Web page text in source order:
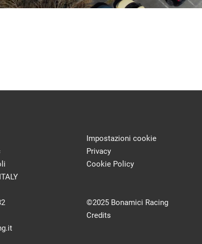
Impostazioni cookie
Privacy
Cookie Policy
©2025 Bonamici Racing
Credits